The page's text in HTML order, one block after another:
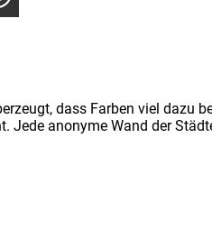
dass Farben viel dazu
Jede anonyme Wand der